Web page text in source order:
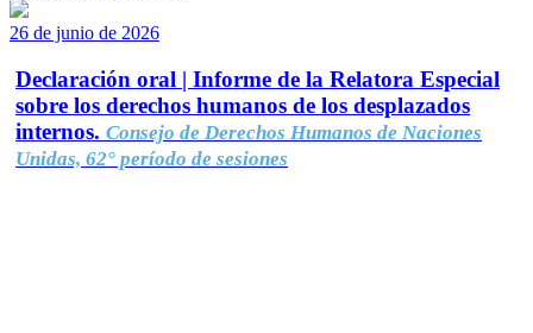
26 de junio de 2026
Declaración oral | Informe de la Relatora Especial
sobre los derechos humanos de los desplazados
internos. Consejo de Derechos Humanos de Naciones
Unidas, 62° período de sesiones